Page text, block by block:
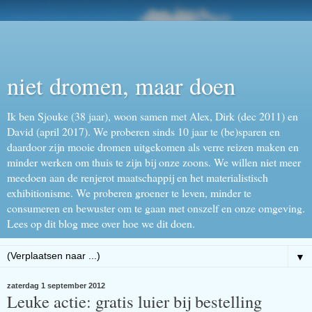
niet dromen, maar doen
Ik ben Sjouke (38 jaar), woon samen met Alex, Dirk (dec 2011) en
David (april 2017). We proberen sinds 10 jaar te (be)sparen en
daardoor zijn mooie dromen uitgekomen als verre reizen maken en
minder werken om thuis te zijn bij onze zoons. We willen niet meer
meedoen aan de renjerot maatschappij en het materialistisch
exhibitionisme. We proberen groener te leven, minder te
consumeren en bewuster om te gaan met onszelf en onze omgeving.
Lees op dit blog mee over hoe we dit doen.
▼
zaterdag 1 september 2012
Leuke actie: gratis luier bij bestelling